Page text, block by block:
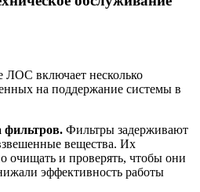
ЛОС включает несколько
на поддержание системы в
фильтров. Фильтры задерживают
вещества. Их
очищать и проверять, чтобы они
эффективность работы